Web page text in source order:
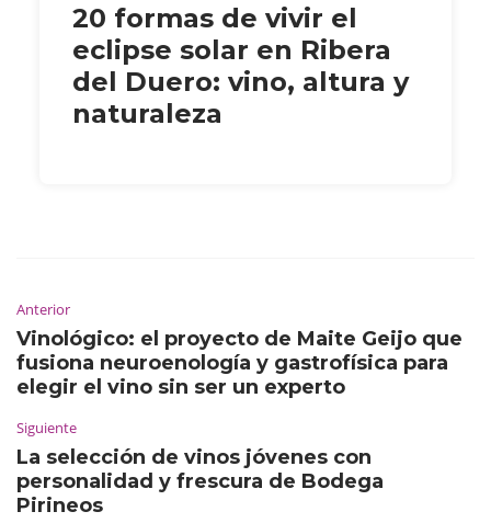
20 formas de vivir el
eclipse solar en Ribera
del Duero: vino, altura y
naturaleza
Anterior
Vinológico: el proyecto de Maite Geijo que
fusiona neuroenología y gastrofísica para
elegir el vino sin ser un experto
Siguiente
La selección de vinos jóvenes con
personalidad y frescura de Bodega
Pirineos